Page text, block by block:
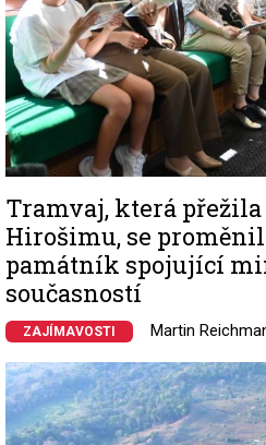
Tramvaj, která
Hirošimu, se
památník spojující
současností
ZAJÍMAVOSTI Martin
Image